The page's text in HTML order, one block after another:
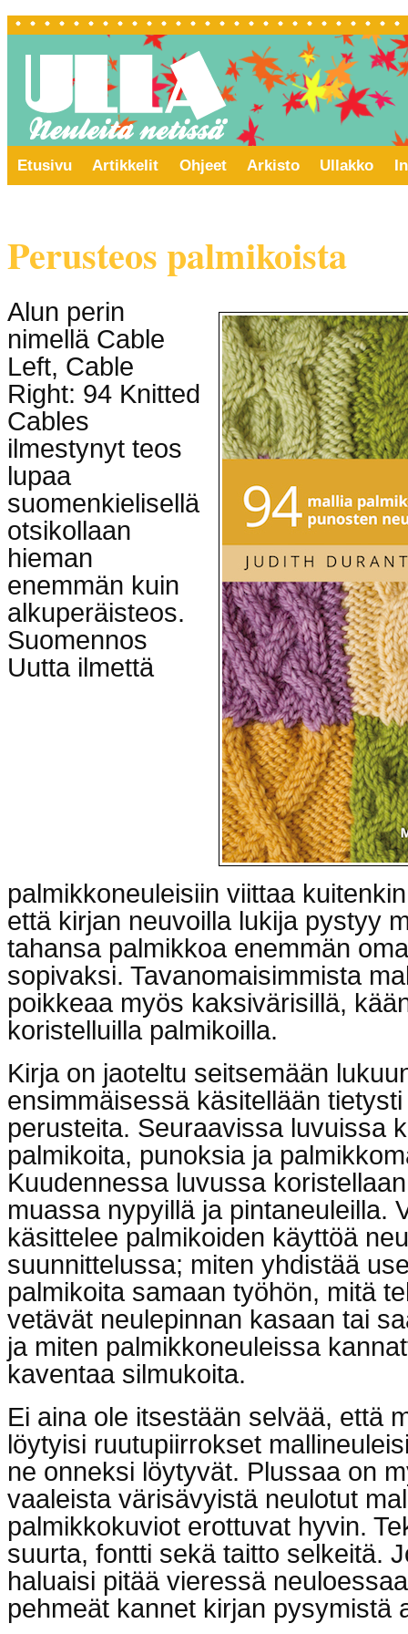
Etusivu Artikkelit Ohjeet Arkisto Ullakko
Perusteos palmikoista
Alun perin
nimellä Cable
Left, Cable
Right: 94 Knitted
Cables
ilmestynyt teos
lupaa
suomenkielisellä
otsikollaan
hieman
enemmän kuin
alkuperäisteos.
Suomennos
Uutta ilmettä
palmikkoneuleisiin viittaa
että kirjan neuvoilla lukija pystyy
tahansa palmikkoa enemmän
sopivaksi. Tavanomaisimmista
poikkeaa myös kaksivärisillä,
koristelluilla palmikoilla.
Kirja on jaoteltu seitsemään
ensimmäisessä käsitellään
perusteita. Seuraavissa luvuissa
palmikoita, punoksia ja
Kuudennessa luvussa
muassa nypyillä ja pintaneuleilla.
käsittelee palmikoiden käyttöä
suunnittelussa; miten yhdistää
palmikoita samaan työhön, mitä
vetävät neulepinnan kasaan tai
ja miten palmikkoneuleissa
kaventaa silmukoita.
Ei aina ole itsestään selvää, että
löytyisi ruutupiirrokset
ne onneksi löytyvät. Plussaa on
vaaleista värisävyistä neulotut
palmikkokuviot erottuvat hyvin.
suurta, fontti sekä taitto selkeitä.
haluaisi pitää vieressä
pehmeät kannet kirjan pysymistä